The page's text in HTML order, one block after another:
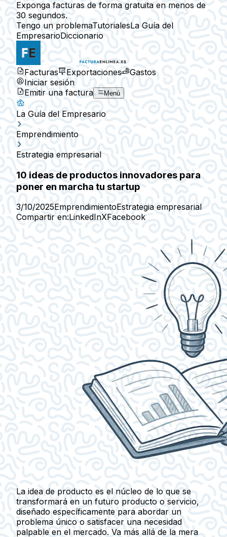
Exponga facturas de forma gratuita en menos de
30 segundos.
Tengo un problemaTutorialesLa Guía del
EmpresarioDiccionario
Facturas Exportaciones
Gastos
Iniciar sesión
Emitir una factura
Menú
La Guía del Empresario
Emprendimiento
Estrategia empresarial
10 ideas de productos innovadores para
poner en marcha tu startup
3/10/2025EmprendimientoEstrategia empresarial
Compartir en:LinkedInXFacebook
La idea de producto es el núcleo de lo que se
transformará en un futuro producto o servicio,
diseñado específicamente para abordar un
problema único o satisfacer una necesidad
palpable en el mercado. Va más allá de la mera